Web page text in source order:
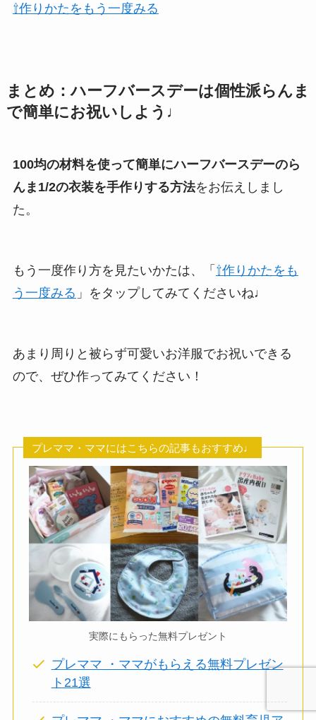
⇧作りかたをもう一度みる
まとめ：ハーフバースデーは個性派らんま
で簡単にお祝いしよう♩
100均の材料を使って簡単にハーフバースデーのら
んま1/2の衣装を手作りする方法をお伝えしまし
た。
もう一度作り方を見たいかたは、「 ⇧作りかたをも
う一度みる 」をタップしてみてくださいね♩
あまり周りと被らず可愛いお洋服でお祝いできる
ので、ぜひ作ってみてください！
プレママ・ママにはこちらの記事もおすすめ♩
実際にもらった無料プレゼント
プレママ ・ママがもらえる無料プレゼン
ト21選